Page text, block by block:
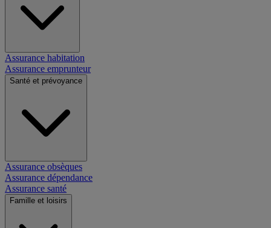
Assurance habitation
Assurance emprunteur
Santé et prévoyance
Assurance obsèques
Assurance dépendance
Assurance santé
Famille et loisirs